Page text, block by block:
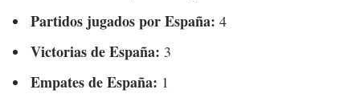
Partidos jugados por España: 4
Victorias de España: 3
Empates de España: 1